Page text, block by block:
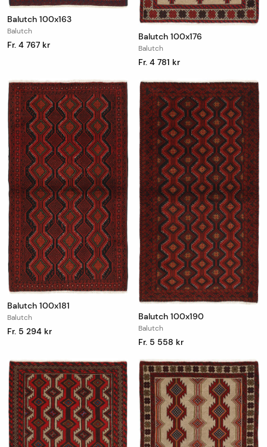
Balutch 100x163
Balutch
Fr. 4 767 kr
Balutch 100x176
Balutch
Fr. 4 781 kr
Balutch 100x181
Balutch
Fr. 5 294 kr
Balutch 100x190
Balutch
Fr. 5 558 kr